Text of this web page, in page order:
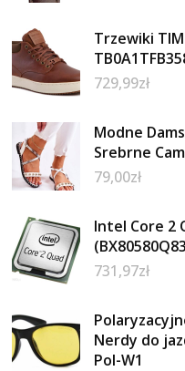
Trzewiki
729,99zł
Modne
Srebrne
79,00zł
Intel Core 2
731,97zł
Nerdy do
Pol-W1